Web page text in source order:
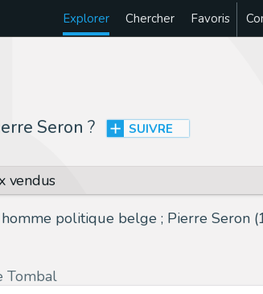
Explorer Chercher Favoris
Seron ? SUIVRE
vendus
politique belge ; Pierre Seron
Tombal